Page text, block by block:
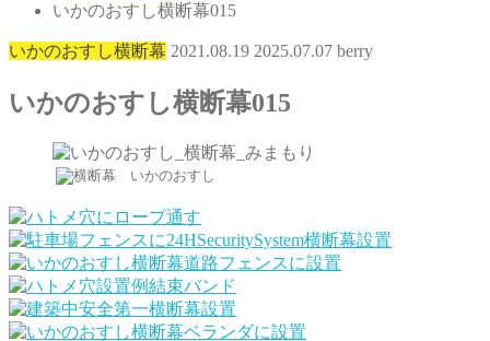
いかのおすし横断幕015
いかのおすし横断幕 2021.08.19 2025.07.07 berry
いかのおすし横断幕015